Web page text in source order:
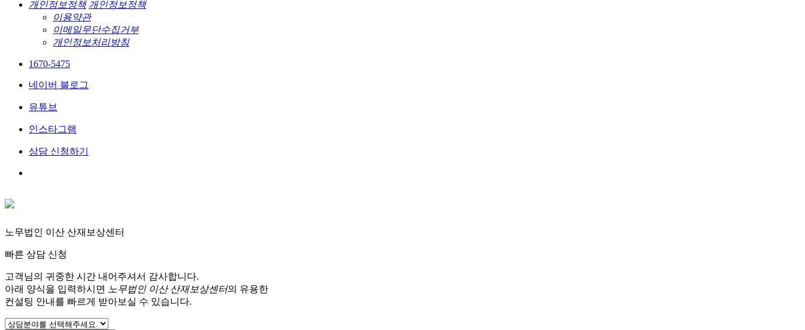
개인정보정책 개인정보정책
이용약관
이메일무단수집거부
개인정보처리방침
1670-5475
네이버 블로그
유튜브
인스타그램
상담 신청하기
노무법인 이산 산재보상센터
빠른 상담 신청
고객님의 귀중한 시간 내어주셔서 감사합니다.
아래 양식을 입력하시면
노무법인 이산 산재보상센터의 유용한
컨설팅 안내를 빠르게 받아보실 수 있습니다.